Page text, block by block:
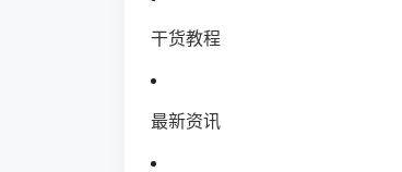
干货教程
最新资讯